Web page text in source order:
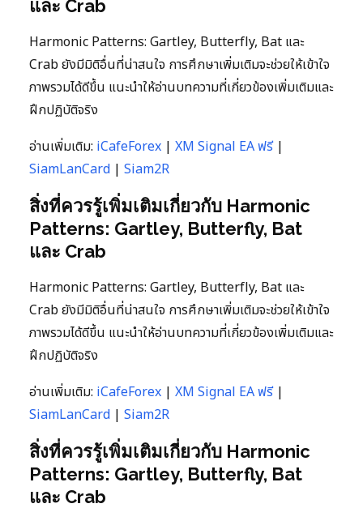
และ Crab
Harmonic Patterns: Gartley, Butterfly, Bat และ
Crab ยังมีมิติอื่นที่น่าสนใจ การศึกษาเพิ่มเติมจะช่วยให้เข้าใจ
ภาพรวมได้ดีขึ้น แนะนำให้อ่านบทความที่เกี่ยวข้องเพิ่มเติมและ
ฝึกปฏิบัติจริง
อ่านเพิ่มเติม: iCafeForex | XM Signal EA ฟรี|
SiamLanCard | Siam2R
สิ่งที่ควรรู้เพิ่มเติมเกี่ยวกับ Harmonic
Patterns: Gartley, Butterfly, Bat
และ Crab
Harmonic Patterns: Gartley, Butterfly, Bat และ
Crab ยังมีมิติอื่นที่น่าสนใจ การศึกษาเพิ่มเติมจะช่วยให้เข้าใจ
ภาพรวมได้ดีขึ้น แนะนำให้อ่านบทความที่เกี่ยวข้องเพิ่มเติมและ
ฝึกปฏิบัติจริง
อ่านเพิ่มเติม: iCafeForex | XM Signal EA ฟรี|
SiamLanCard | Siam2R
สิ่งที่ควรรู้เพิ่มเติมเกี่ยวกับ Harmonic
Patterns: Gartley, Butterfly, Bat
และ Crab